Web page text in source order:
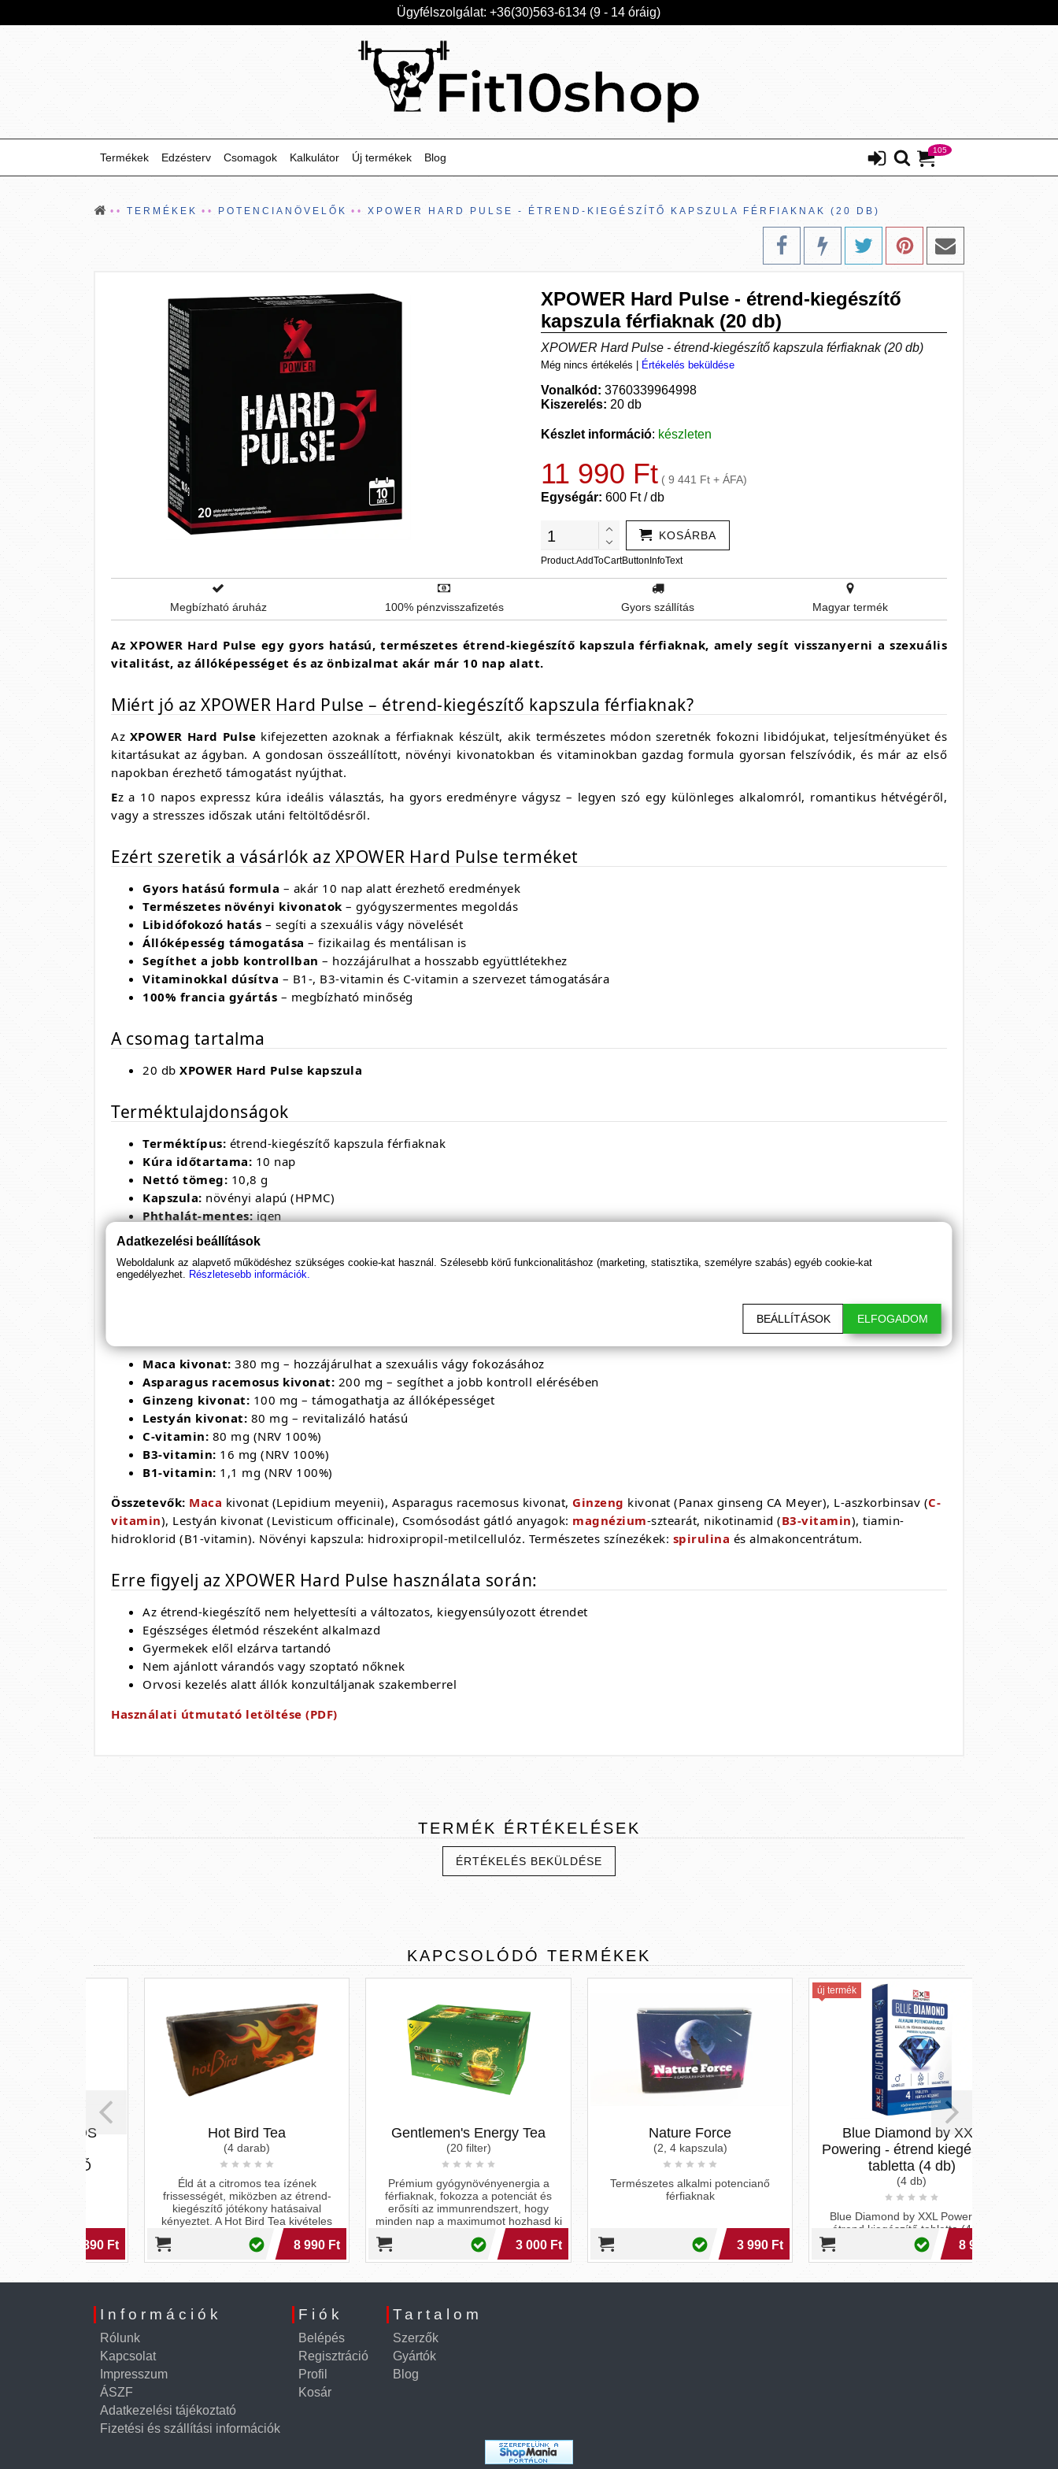
Ügyfélszolgálat: +36(30)563-6134 (9 - 14 óráig)
105
Termékek Edzésterv Csomagok Kalkulátor Új termékek Blog
TERMÉKEK POTENCIANÖVELŐK XPOWER HARD PULSE - ÉTREND-KIEGÉSZÍTŐ KAPSZULA FÉRFIAKNAK (20 DB)
XPOWER Hard Pulse - étrend-kiegészítő
kapszula férfiaknak (20 db)
XPOWER Hard Pulse - étrend-kiegészítő kapszula férfiaknak (20 db)
Még nincs értékelés Értékelés beküldése
Vonalkód: 3760339964998
Kiszerelés: 20 db
Készlet információ: készleten
11 990 Ft ( 9 441 Ft + ÁFA)
Egységár: 600 Ft / db
KOSÁRBA
Product.AddToCartButtonInfoText
Megbízható áruház 100% pénzvisszafizetés Gyors szállítás Magyar termék
Az XPOWER Hard Pulse egy gyors hatású, természetes étrend-kiegészítő kapszula férfiaknak, amely segít visszanyerni a szexuális
vitalitást, az állóképességet és az önbizalmat akár már 10 nap alatt.
Miért jó az XPOWER Hard Pulse – étrend-kiegészítő kapszula férfiaknak?
Az XPOWER Hard Pulse kifejezetten azoknak a férfiaknak készült, akik természetes módon szeretnék fokozni libidójukat, teljesítményüket és
kitartásukat az ágyban. A gondosan összeállított, növényi kivonatokban és vitaminokban gazdag formula gyorsan felszívódik, és már az első
napokban érezhető támogatást nyújthat.
Ez a 10 napos expressz kúra ideális választás, ha gyors eredményre vágysz – legyen szó egy különleges alkalomról, romantikus hétvégéről,
vagy a stresszes időszak utáni feltöltődésről.
Ezért szeretik a vásárlók az XPOWER Hard Pulse terméket
Gyors hatású formula – akár 10 nap alatt érezhető eredmények
Természetes növényi kivonatok – gyógyszermentes megoldás
Libidófokozó hatás – segíti a szexuális vágy növelését
Állóképesség támogatása – fizikailag és mentálisan is
Segíthet a jobb kontrollban – hozzájárulhat a hosszabb együttlétekhez
Vitaminokkal dúsítva – B1-, B3-vitamin és C-vitamin a szervezet támogatására
100% francia gyártás – megbízható minőség
A csomag tartalma
20 db XPOWER Hard Pulse kapszula
Terméktulajdonságok
Terméktípus: étrend-kiegészítő kapszula férfiaknak
Kúra időtartama: 10 nap
Nettó tömeg: 10,8 g
Kapszula: növényi alapú (HPMC)
Phthalát-mentes:igen
Hogyan használd
Napi2 kapszulátvegyél be reggel, bőséges folyadékkal. A legjobb eredmény érdekében kövesd a teljes 10 napos kúrát megszakítás nélkül
Maca kivonat: 380 mg – hozzájárulhat a szexuális vágy fokozásához
Asparagus racemosus kivonat: 200 mg – segíthet a jobb kontroll elérésében
Ginzeng kivonat: 100 mg – támogathatja az állóképességet
Lestyán kivonat: 80 mg – revitalizáló hatású
C-vitamin: 80 mg (NRV 100%)
B3-vitamin: 16 mg (NRV 100%)
B1-vitamin: 1,1 mg (NRV 100%)
Összetevők: Maca kivonat (Lepidium meyenii), Asparagus racemosus kivonat, Ginzeng kivonat (Panax ginseng CA Meyer), L-aszkorbinsav (C-
vitamin), Lestyán kivonat (Levisticum officinale), Csomósodást gátló anyagok: magnézium-sztearát, nikotinamid (B3-vitamin), tiamin-
hidroklorid (B1-vitamin). Növényi kapszula: hidroxipropil-metilcellulóz. Természetes színezékek: spirulina és almakoncentrátum.
Erre figyelj az XPOWER Hard Pulse használata során:
Az étrend-kiegészítő nem helyettesíti a változatos, kiegyensúlyozott étrendet
Egészséges életmód részeként alkalmazd
Gyermekek elől elzárva tartandó
Nem ajánlott várandós vagy szoptató nőknek
Orvosi kezelés alatt állók konzultáljanak szakemberrel
Használati útmutató letöltése (PDF)
TERMÉK ÉRTÉKELÉSEK
ÉRTÉKELÉS BEKÜLDÉSE
KAPCSOLÓDÓ TERMÉKEK
Hot Bird Tea
Éld át a citromos tea ízének
frissességét, miközben az étrend-
kiegészítő jótékony hatásaival
kényeztet. A Hot Bird Tea kivételes
8 990 Ft
Gentlemen's Energy Tea
Prémium gyógynövényenergia a
férfiaknak, fokozza a potenciát és
erősíti az immunrendszert, hogy
minden nap a maximumot hozhasd ki
3 000 Ft
Nature Force
(2, 4 kapszula)
Természetes alkalmi potencianő
3 990 Ft
Blue Diamond by XXL
Powering - étrend kiegészítő
tabletta (4 db)
Blue Diamond by XXL Powering -
étrend kiegészítő tabletta (4 db)
8 990 Ft
Információk
Rólunk
Kapcsolat
Impresszum
ÁSZF
Adatkezelési tájékoztató
Fizetési és szállítási információk
Fiók
Belépés
Regisztráció
Profil
Kosár
Tartalom
Szerzők
Gyártók
Blog
Adatkezelési beállítások
Weboldalunk az alapvető működéshez szükséges cookie-kat használ. Szélesebb körű funkcionalitáshoz (marketing, statisztika, személyre szabás) egyéb cookie-kat
engedélyezhet. Részletesebb információk.
BEÁLLÍTÁSOK ELFOGADOM